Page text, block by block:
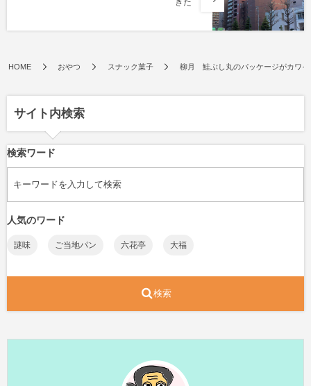
きた
HOME おやつ スナック菓子 柳月 鮭ぶし丸のパッケージがカワイ
サイト内検索
検索ワード
人気のワード
謎味 ご当地パン 六花亭 大福
検索